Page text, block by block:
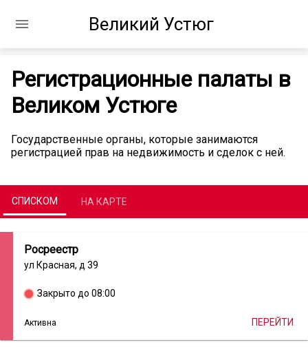
Великий Устюг
Регистрационные палаты в
Великом Устюге
Государственные органы, которые занимаются
регистрацией прав на недвижимость и сделок с ней.
СПИСКОМ НА КАРТЕ
Росреестр
ул Красная, д 39
Закрыто до 08:00
Активна ПЕРЕЙТИ